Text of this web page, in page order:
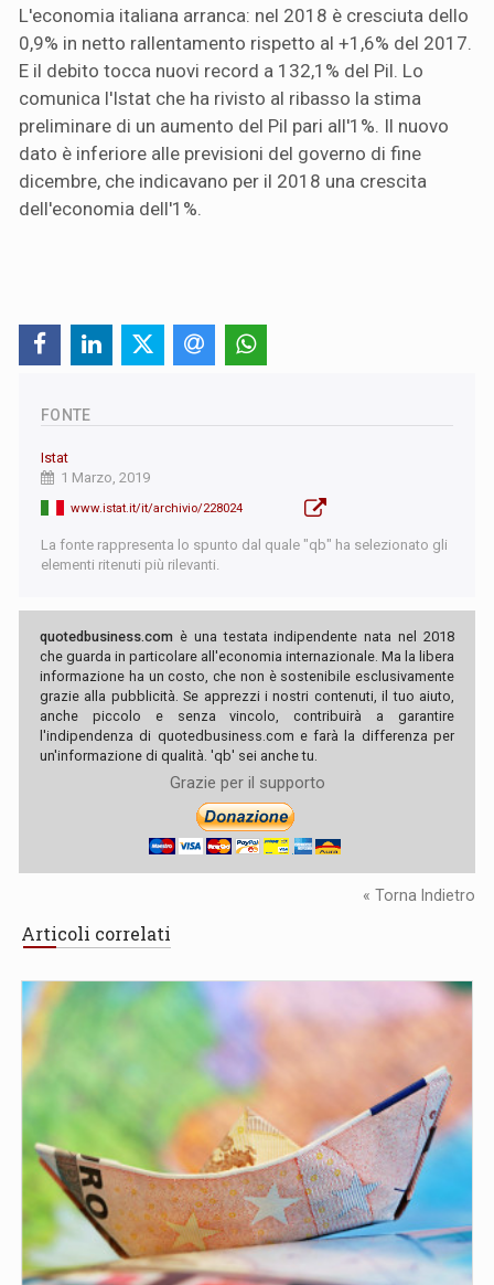
L'economia italiana arranca: nel 2018 è cresciuta dello
0,9% in netto rallentamento rispetto al +1,6% del 2017.
E il debito tocca nuovi record a 132,1% del Pil. Lo
comunica l'Istat che ha rivisto al ribasso la stima
preliminare di un aumento del Pil pari all'1%. Il nuovo
dato è inferiore alle previsioni del governo di fine
dicembre, che indicavano per il 2018 una crescita
dell'economia dell'1%.
FONTE
Istat
1 Marzo, 2019
www.istat.it/it/archivio/228024
La fonte rappresenta lo spunto dal quale "qb" ha selezionato gli
elementi ritenuti più rilevanti.
quotedbusiness.com è una testata indipendente nata nel 2018
che guarda in particolare all'economia internazionale. Ma la libera
informazione ha un costo, che non è sostenibile esclusivamente
grazie alla pubblicità. Se apprezzi i nostri contenuti, il tuo aiuto,
anche piccolo e senza vincolo, contribuirà a garantire
l'indipendenza di quotedbusiness.com e farà la differenza per
un'informazione di qualità. 'qb' sei anche tu.
Grazie per il supporto
« Torna Indietro
Articoli correlati